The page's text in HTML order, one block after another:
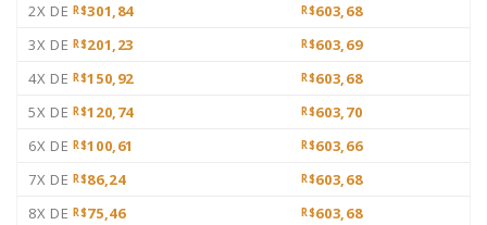
2X DE R$301,84 R$603,68
3X DE R$201,23 R$603,69
4X DE R$150,92 R$603,68
5X DE R$120,74 R$603,70
6X DE R$100,61 R$603,66
7X DE R$86,24 R$603,68
8X DE R$75,46 R$603,68